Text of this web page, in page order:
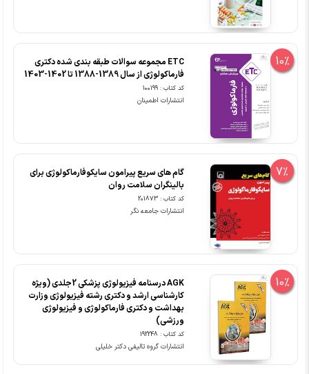
10%
ETC مجموعه سوالات طبقه بندی شده دکتری
فارماکولوژی از سال 1389-1388 تا 1402-1403
کد کتاب : 100199
انتشارات اطمینان
7%
گام های سریع پیرامون سایکوفارماکولوژی برای
بالینگران سلامت روان
کد کتاب : 201873
انتشارات جامعه نگر
10%
AGK درسنامه فیزیولوژی پزشکی 2جلدی (ویژه
کارشناسی ارشد و دکتری رشته فیزیولوژی وزارت
بهداشت و دکتری فارماکولوژی و فیزیولوژی
ورزشی)
کد کتاب : 192248
انتشارات گروه تالیفی دکتر خلیلی